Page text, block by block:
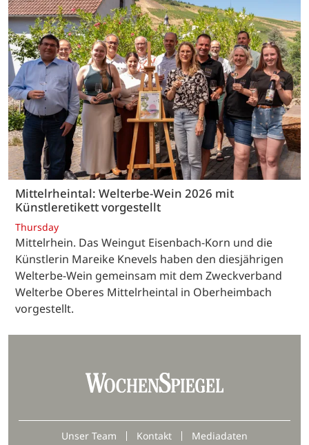
Mittelrheintal: Welterbe-Wein 2026 mit
Künstleretikett vorgestellt
Thursday
Mittelrhein. Das Weingut Eisenbach-Korn und die
Künstlerin Mareike Knevels haben den diesjährigen
Welterbe-Wein gemeinsam mit dem Zweckverband
Welterbe Oberes Mittelrheintal in Oberheimbach
vorgestellt.
Unser Team Kontakt Mediadaten